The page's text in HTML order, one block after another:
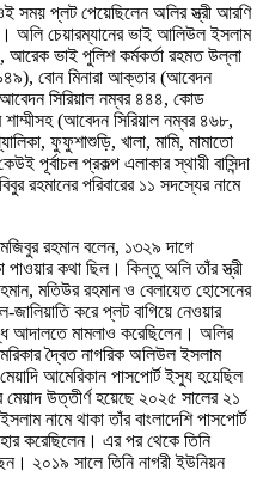
সময় প্লট পেয়েছিলেন অলির স্ত্রী আরণি
চেয়ারম্যানের ভাই আলিউল ইসলাম
ভাই পুলিশ কর্মকর্তা রহমত উল্লা
বোন মিনারা আক্তার (আবেদন
সিরিয়াল নম্বর ৪৪৪, কোড
(আবেদন সিরিয়াল নম্বর ৪৬৮,
ফুফুশাশুড়ি, খালা, মামি, মামাতো
পূর্বাচল প্রকল্প এলাকার স্থায়ী বাসিন্দা
রহমানের পরিবারের ১১ সদস্যের নামে
রহমান বলেন, ১৩২৯ দাগে
পাওয়ার কথা ছিল। কিন্তু অলি তাঁর স্ত্রী
মতিউর রহমান ও বেলায়েত হোসেনের
করে প্লট বাগিয়ে নেওয়ার
আদালতে মামলাও করেছিলেন। অলির
দ্বৈত নাগরিক অলিউল ইসলাম
আমেরিকান পাসপোর্ট ইস্যু হয়েছিল
উত্তীর্ণ হয়েছে ২০২৫ সালের ২১
নামে থাকা তাঁর বাংলাদেশি পাসপোর্ট
করেছিলেন। এর পর থেকে তিনি
২০১৯ সালে তিনি নাগরী ইউনিয়ন